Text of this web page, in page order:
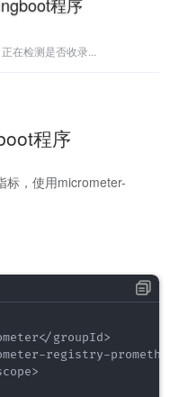
正在检测是否收录...
程序
标，使用micrometer-
groupId>
registry-